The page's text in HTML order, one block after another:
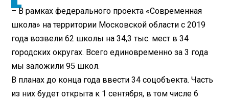
– В рамках федерального проекта «Современная
школа» на территории Московской области с 2019
года возвели 62 школы на 34,3 тыс. мест в 34
городских округах. Всего единовременно за 3 года
мы заложили 95 школ.
В планах до конца года ввести 34 соцобъекта. Часть
из них будет открыта к 1 сентября, в том числе 6